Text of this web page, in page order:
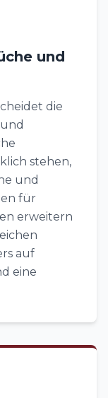
und
die
stehen,
und
für
erweitern
auf
eine